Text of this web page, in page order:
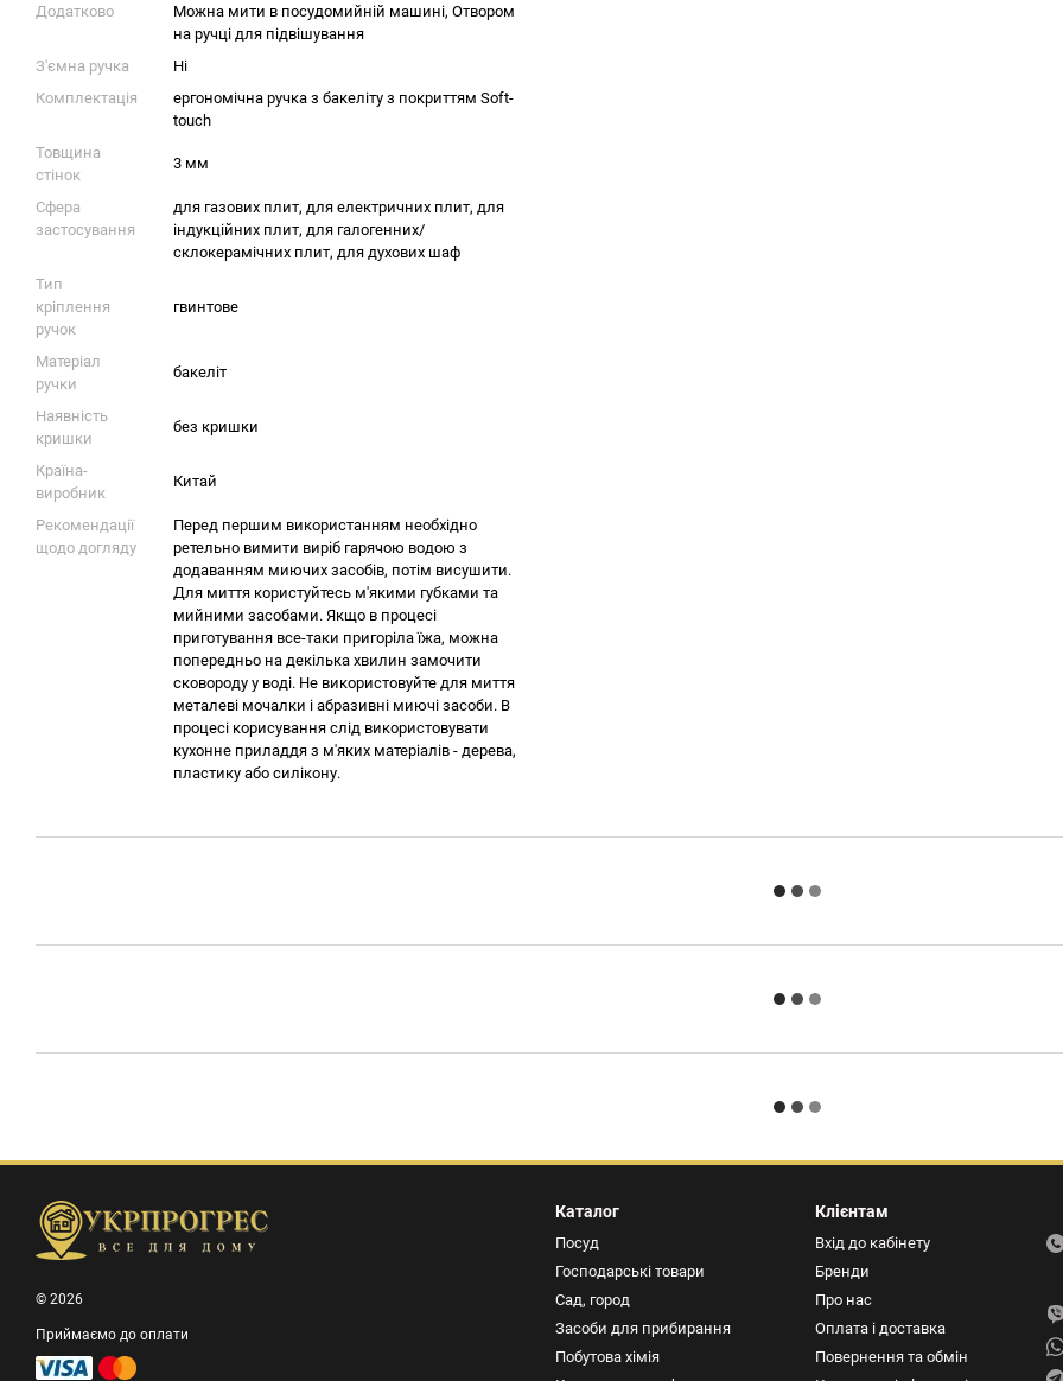
Додатково
Можна мити в посудомийній машині, Отвором
на ручці для підвішування
З'ємна ручка
Ні
Комплектація
ергономічна ручка з бакеліту з покриттям Soft-
touch
Товщина
стінок
3 мм
Сфера
застосування
для газових плит, для електричних плит, для
індукційних плит, для галогенних/
склокерамічних плит, для духових шаф
Тип
кріплення
ручок
гвинтове
Матеріал
ручки
бакеліт
Наявність
кришки
без кришки
Країна-
виробник
Китай
Рекомендації
щодо догляду
Перед першим використанням необхідно
ретельно вимити виріб гарячою водою з
додаванням миючих засобів, потім висушити.
Для миття користуйтесь м'якими губками та
мийними засобами. Якщо в процесі
приготування все-таки пригоріла їжа, можна
попередньо на декілька хвилин замочити
сковороду у воді. Не використовуйте для миття
металеві мочалки і абразивні миючі засоби. В
процесі корисування слід використовувати
кухонне приладдя з м'яких матеріалів - дерева,
пластику або силікону.
© 2026
Приймаємо до оплати
Каталог
Посуд
Господарські товари
Сад, город
Засоби для прибирання
Побутова хімія
Клієнтам
Вхід до кабінету
Бренди
Про нас
Оплата і доставка
Повернення та обмін